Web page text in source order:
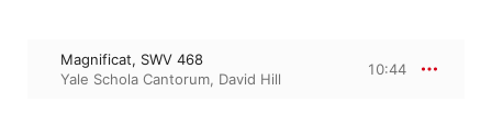
Magnificat, SWV 468
Yale Schola Cantorum, David Hill
10:44